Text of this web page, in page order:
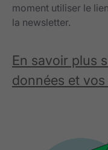
moment utiliser le
la newsletter.
En savoir plus
données et